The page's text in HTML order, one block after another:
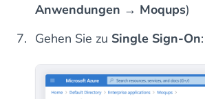
Anwendungen → Moqups)
Gehen Sie zu Single Sign-On: